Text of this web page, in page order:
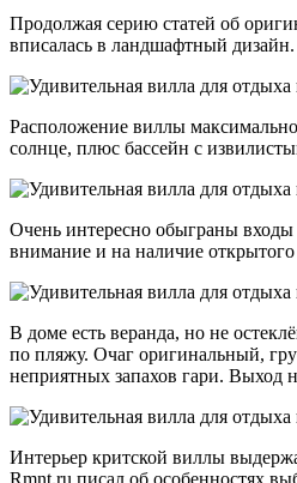
Продолжая серию статей об
вписалась в ландшафтный
Расположение виллы
солнце, плюс бассейн с
Очень интересно обыграны входы
внимание и на наличие открытого
В доме есть веранда, но не
по пляжу. Очаг оригинальный,
неприятных запахов гари. Выход
Интерьер критской виллы
Rmnt.ru писал об особенностях